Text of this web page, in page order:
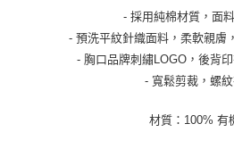
- 採用純棉材質，面
- 預洗平紋針織面料，柔軟親膚
- 胸口品牌刺繡LOGO，後背
- 寬鬆剪裁，螺
材質：100% 有